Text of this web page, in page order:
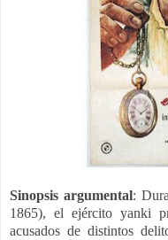
Sinopsis argumental:
1865), el ejército yanki
acusados de distintos